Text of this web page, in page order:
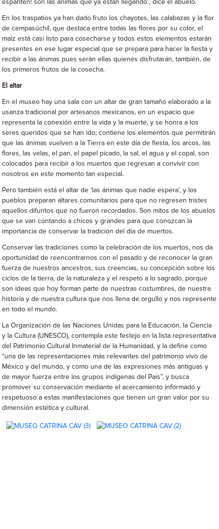
espanten! son las ánimas que ya están llegando”, dice el abuelo.
En los traspatios ya han dado fruto los chayotes, las calabazas y la flor
de cempasúchil, que destaca entre todas las flores por su color, el
maíz está casi listo para cosecharse y todos estos elementos estarán
presentes en ese lugar especial que se prepara para hacer la fiesta y
recibir a las ánimas pues serán ellas quienes disfrutarán, también, de
los primeros frutos de la cosecha.
El altar
En el museo hay una sala con un altar de gran tamaño elaborado a la
usanza tradicional por artesanos mexicanos, en un espacio que
representa la conexión entre la vida y la muerte, y se honra a los
seres queridos que se han ido; contiene los elementos que permitirán
que las ánimas vuelven a la Tierra en este día de fiesta, los arcos, las
flores, las velas, el pan, el papel picado, la sal, el agua y el copal, son
colocados para recibir a los muertos que regresan a convivir con
nosotros en este momento tan especial.
Pero también está el altar de ‘las ánimas que nadie espera’, y los
pueblos preparan altares comunitarios para que no regresen tristes
aquellos difuntos que no fueron recordados. Son mitos de los abuelos
que se van contando a chicos y grandes para que conozcan la
importancia de conservar la tradición del día de muertos.
Conservar las tradiciones como la celebración de los muertos, nos da
oportunidad de reencontrarnos con el pasado y de reconocer la gran
fuerza de nuestros ancestros, sus creencias, su concepción sobre los
ciclos de la tierra, de la naturaleza y el respeto a lo sagrado, porque
son ideas que hoy forman parte de nuestras costumbres, de nuestra
historia y de nuestra cultura que nos llena de orgullo y nos represente
en todo el mundo.
La Organización de las Naciones Unidas para la Educación, la Ciencia
y la Cultura (UNESCO), contempla este festejo en la lista representativa
del Patrimonio Cultural Inmaterial de la Humanidad, y la define como
“una de las representaciones más relevantes del patrimonio vivo de
México y del mundo, y como una de las expresiones más antiguas y
de mayor fuerza entre los grupos indígenas del País”, y busca
promover su conservación mediante el acercamiento informado y
respetuoso a estas manifestaciones que tienen un gran valor por su
dimensión estética y cultural.